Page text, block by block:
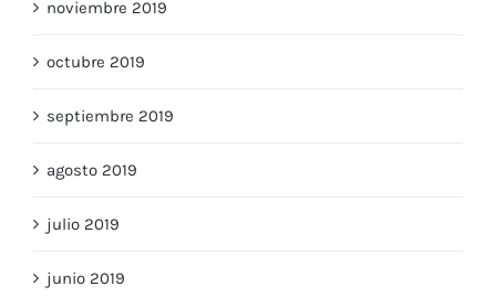
noviembre 2019
octubre 2019
septiembre 2019
agosto 2019
julio 2019
junio 2019